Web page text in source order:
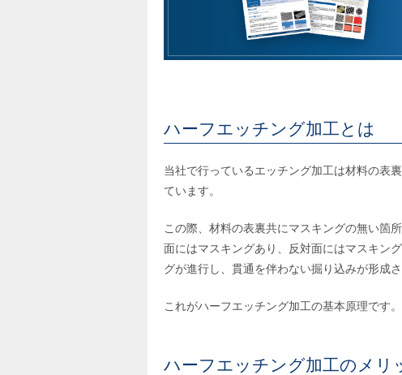
ハーフエッチング加工とは
当社で行っているエッチング加工は材料の表
ています。
この際、材料の表裏共にマスキングの無い箇
面にはマスキングあり、反対面にはマスキン
グが進行し、貫通を伴わない掘り込みが形成さ
これがハーフエッチング加工の基本原理です。
ハーフエッチング加工のメリ